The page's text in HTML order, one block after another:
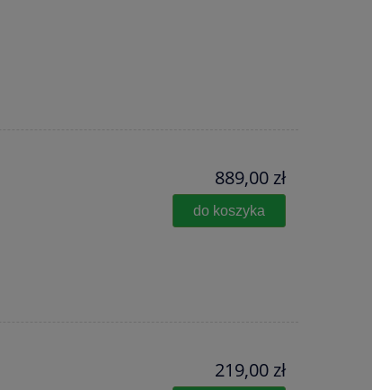
889,00 zł
do koszyka
219,00 zł